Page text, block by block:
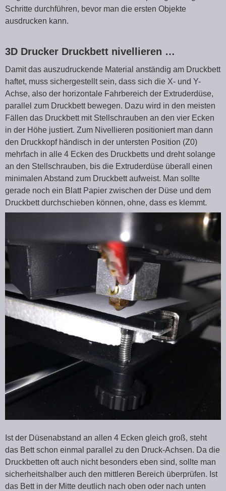
Schritte durchführen, bevor man die ersten Objekte
ausdrucken kann.
3D Drucker Druckbett nivellieren …
Damit das auszudruckende Material anständig am Druckbett
haftet, muss sichergestellt sein, dass sich die X- und Y-
Achse, also der horizontale Fahrbereich der Extruderdüse,
parallel zum Druckbett bewegen. Dazu wird in den meisten
Fällen das Druckbett mit Stellschrauben an den vier Ecken
in der Höhe justiert. Zum Nivellieren positioniert man dann
den Druckkopf händisch in der untersten Position (Z0)
mehrfach in alle 4 Ecken des Druckbetts und dreht solange
an den Stellschrauben, bis die Extruderdüse überall einen
minimalen Abstand zum Druckbett aufweist. Man sollte
gerade noch ein Blatt Papier zwischen der Düse und dem
Druckbett durchschieben können, ohne, dass es klemmt.
Ist der Düsenabstand an allen 4 Ecken gleich groß, steht
das Bett schon einmal parallel zu den Druck-Achsen. Da die
Druckbetten oft auch nicht besonders eben sind, sollte man
sicherheitshalber auch den mittleren Bereich überprüfen. Ist
das Bett in der Mitte deutlich nach oben oder nach unten